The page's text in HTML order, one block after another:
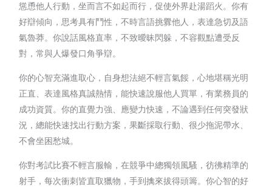
慫恿他人行動，坐而言不如起而行，促使外界赴湯蹈火。你有
好辯傾向，思考具有鬥性，不時言語挑釁他人，表達急切及語
氣魯莽。你說話風格直率，不致曖昧閃躲，不容觀點遭受反
對，常與人爆發口角爭辯。
你的心智充滿進取心，自身想法絕不輕言氣餒，心地堪稱光明
正直、表達風格真誠熱情，能快速說服他人買單，有業務員的
成功資質。你的直覺力強、應變力快速，不論遇到任何突發狀
況，總能快速找出行動方案，果斷採取行動、很少拖泥帶水、
不會坐困愁城。
你對考試比賽不輕言服輸，在競爭中總獨領風騷，彷彿精準的
射手，每次衝刺皆直取獵物，手到擒來拔得頭籌。你心智的好